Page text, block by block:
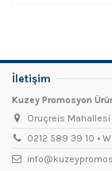
İletişim
Kuzey Promosyon
Oruçreis Mahallesi
0212 589 39 10 •